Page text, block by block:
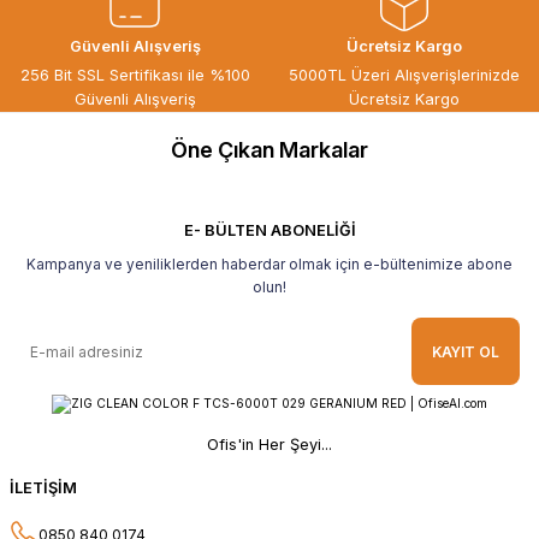
ÖZGÜR DOĞAN | 15/06/2026
Kaliteli ürün, güvenli alışveriş ve
teşekkür ederim.
hediye ile geldi Teşekkür ederim Tavsiye
Ahmet Yılmaz | 29/04/2026
paketlenmiş, sorunsuz teslim aldım,
O... A... | 10/02/2026
Güvenli Alışveriş
256 Bit SSL Sertifikası ile %100
Güvenli Alışveriş
Ücretsiz Kargo
5000TL Üzeri Alışverişlerinizde
Ücretsiz Kargo
Öne Çıkan Markalar
E- BÜLTEN ABONELİĞİ
Kampanya ve yeniliklerden haberdar olmak için e-bültenimize abone
olun!
KAYIT OL
Ofis'in Her Şeyi...
İLETİŞİM
0850 840 0174